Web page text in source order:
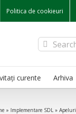
Politica de cookieuri
Search
for:
curente Arhiva
» Implementare SDL »